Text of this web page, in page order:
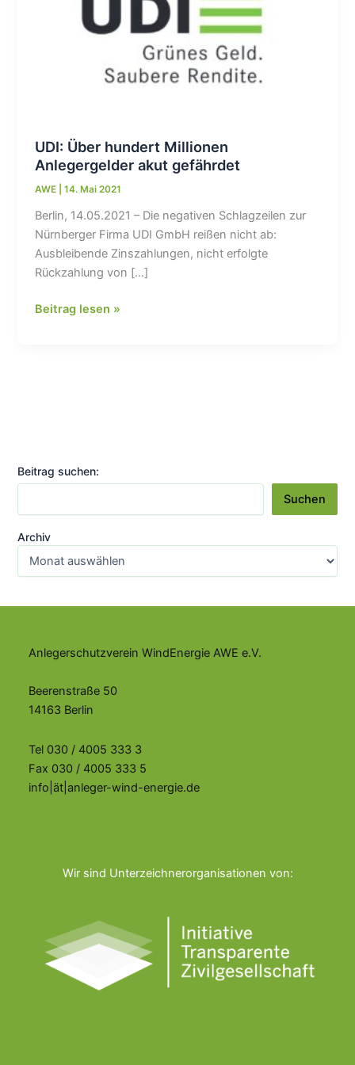
UDI: Über hundert Millionen
Anlegergelder akut gefährdet
AWE |14. Mai 2021
Berlin, 14.05.2021 – Die negativen Schlagzeilen zur
Nürnberger Firma UDI GmbH reißen nicht ab:
Ausbleibende Zinszahlungen, nicht erfolgte
Rückzahlung von […]
UDI:
Beitrag lesen »
Beitrag suchen:
Suchen
Archiv
Anlegerschutzverein WindEnergie AWE e.V.
Beerenstraße 50
14163 Berlin
Tel 030 / 4005 333 3
Fax 030 / 4005 333 5
info|ät|anleger-wind-energie.de
Wir sind Unterzeichnerorganisationen von: